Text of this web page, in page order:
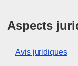
Aspects
Avis juridiques